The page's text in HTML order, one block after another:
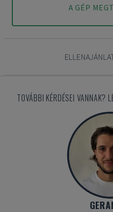
A GÉP
TOVÁBBI KÉRDÉSEI VANNAK?